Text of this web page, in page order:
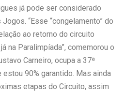
já pode ser considerado
“Esse “congelamento” do
ao retorno do circuito
na Paralimpíada”, comemorou o
Carneiro, ocupa a 37ª
90% garantido. Mas ainda
etapas do Circuito, assim